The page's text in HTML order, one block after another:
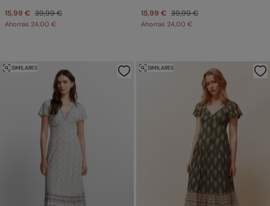
15,99 € 39,99 €
Ahorras 24,00 €
15,99 € 39,99 €
Ahorras 24,00 €
SIMILARES SIMILARES